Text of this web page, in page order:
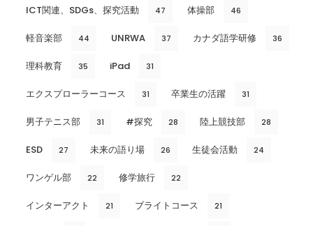
ICT関連、SDGs、探究活動 47 体操部 46
軽音楽部 44 UNRWA 37 カナダ語学研修 36
理科教育 35 iPad 31
エクスプローラーコース 31 卒業生の活躍 31
男子テニス部 31 #探究 28 陸上競技部 28
ESD 27 未来の語り場 26 生徒会活動 24
ワンゲル部 22 修学旅行 22
インターアクト 21 ブライトコース 21